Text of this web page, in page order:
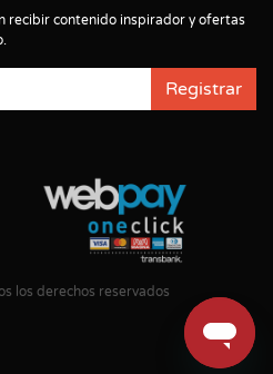
recibir contenido inspirador y ofertas
Registrar
los derechos reservados